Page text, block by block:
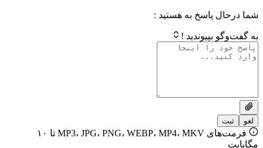
پاسخ به هستید :
!
فرمت‌های MP3، JPG، PNG، WEBP، MP4، MKV تا ۱۰